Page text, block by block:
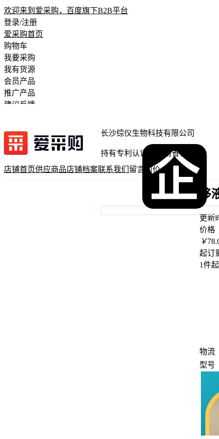
欢迎来到爱采购，百度旗下B2B平台
登录/注册
爱采购首页
购物车
我要采购
我有货源
会员产品
推广产品
建议反馈
长沙综仪生物科技有限公司
持有专利认证
湖南省长沙市
店铺首页供应商品店铺档案联系我们 留言问价
更新
价格
￥
起订
1件
物流
型号